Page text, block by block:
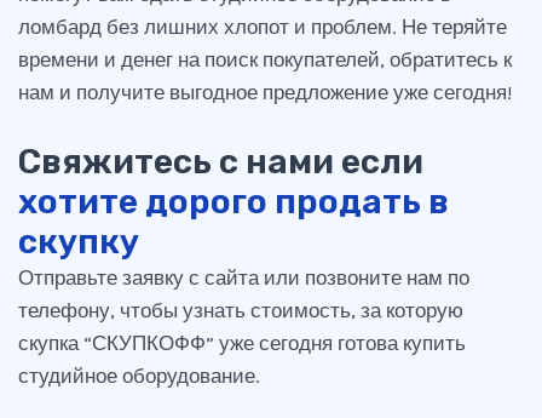
ломбард без лишних хлопот и проблем. Не теряйте
времени и денег на поиск покупателей, обратитесь к
нам и получите выгодное предложение уже сегодня!
Свяжитесь с нами если
хотите дорого продать в
скупку
Отправьте заявку с сайта или позвоните нам по
телефону, чтобы узнать стоимость, за которую
скупка “СКУПКОФФ” уже сегодня готова купить
студийное оборудование.